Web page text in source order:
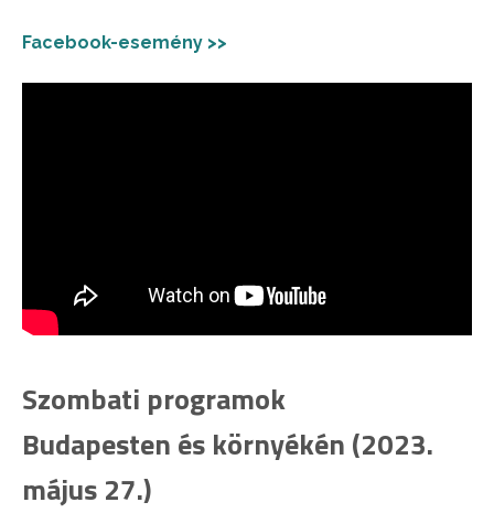
Facebook-esemény >>
Szombati programok
Budapesten és környékén (2023.
május 27.)